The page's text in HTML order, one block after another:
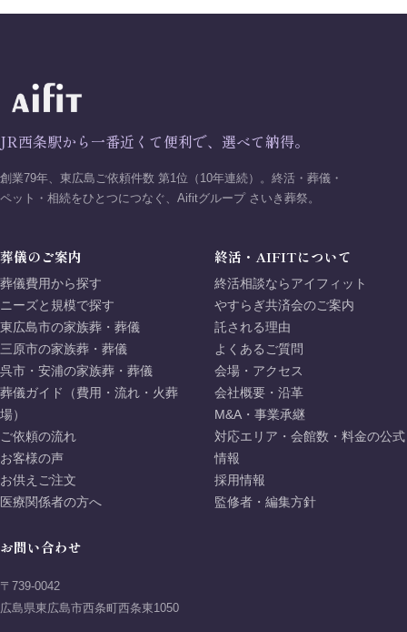
JR西条駅から一番近くて便利で、選べて納得。
創業79年、東広島ご依頼件数 第1位（10年連続）。終活・葬儀・
ペット・相続をひとつにつなぐ、Aifitグループ さいき葬祭。
葬儀のご案内
葬儀費用から探す
ニーズと規模で探す
東広島市の家族葬・葬儀
三原市の家族葬・葬儀
呉市・安浦の家族葬・葬儀
葬儀ガイド（費用・流れ・火葬
場）
ご依頼の流れ
お客様の声
お供えご注文
医療関係者の方へ
終活・AIFITについて
終活相談ならアイフィット
やすらぎ共済会のご案内
託される理由
よくあるご質問
会場・アクセス
会社概要・沿革
M&A・事業承継
対応エリア・会館数・料金の公式
情報
採用情報
監修者・編集方針
お問い合わせ
〒739-0042
広島県東広島市西条町西条東1050